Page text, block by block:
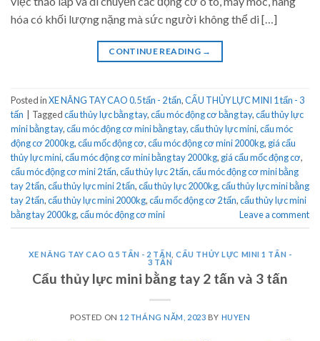
hóa có khối lượng nặng mà sức người không thể di […]
CONTINUE READING →
Posted inXE NÂNG TAY CAO 0.5 tấn - 2 tấn,CẨU THỦY LỰC MINI 1 tấn - 3
tấn
Taggedcẩu thủy lực bằng tay,cẩu móc động cơ bằng tay,cẩu thủy lực
mini bằng tay,cẩu móc động cơ mini bằng tay,cẩu thủy lực mini,cẩu móc
động cơ 2000kg,cẩu mốc động cơ,cẩu móc động cơ mini 2000kg, giá cẩu
thủy lực mini,cẩu móc động cơ mini bằng tay 2000kg, giá cẩu mốc động cơ,
cẩu móc động cơ mini 2 tấn,cẩu thủy lực 2 tấn,cẩu móc động cơ mini bằng
tay 2 tấn,cẩu thủy lực mini 2 tấn,cẩu thủy lực 2000kg,cẩu thủy lực mini bằng
tay 2 tấn,cẩu thủy lực mini 2000kg,cẩu mốc động cơ 2 tấn,cẩu thủy lực mini
bằng tay 2000kg,cẩu móc động cơ mini Leave a comment
XE NÂNG TAY CAO 0.5 TẤN - 2 TẤN ,CẨU THỦY LỰC MINI 1 TẤN -
3 TẤN
Cẩu thủy lực mini bằng tay 2 tấn và 3 tấn
POSTED ON 12 THÁNG NĂM, 2023 BY HUYEN